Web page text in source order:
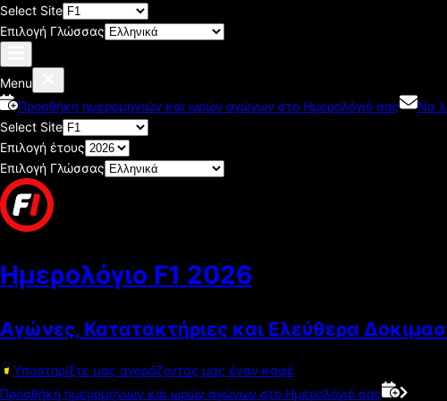
Select Site
Επιλογή Γλώσσας
Menu
Προσθήκη ημερομηνιών και ωρών αγώνων στο Ημερολόγιό σας
Να
Select Site
Επιλογή έτους
Επιλογή Γλώσσας
Ημερολόγιο F1 2026
Αγώνες, Κατατακτήριες και Ελεύθερα
Υποστηρίξτε μας αγοράζοντας μας έναν καφέ
Προσθήκη ημερομηνιών και ωρών αγώνων στο Ημερολόγιό σας